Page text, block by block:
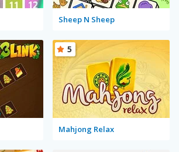
Sheep N Sheep
Mahjong Relax
5